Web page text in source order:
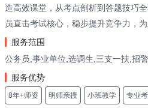
造高效课堂，从考点剖析到答题技巧
员直击考试核心，稳步提升竞争力，
服务范围
公务员,事业单位,选调生,三支一扶,招
服务优势
8年+师资 明师亲授 小班教学 专业